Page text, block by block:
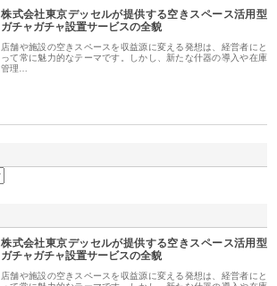
株式会社東京デッセルが提供する空きスペース活用型
ガチャガチャ設置サービスの全貌
店舗や施設の空きスペースを収益源に変える発想は、経営者にと
って常に魅力的なテーマです。しかし、新たな什器の導入や在庫
管理…
株式会社東京デッセルが提供する空きスペース活用型
ガチャガチャ設置サービスの全貌
店舗や施設の空きスペースを収益源に変える発想は、経営者にと